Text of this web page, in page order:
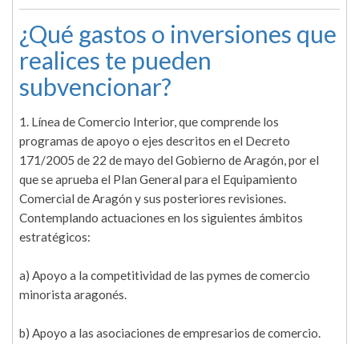
¿Qué gastos o inversiones que
realices te pueden
subvencionar?
1. Línea de Comercio Interior, que comprende los
programas de apoyo o ejes descritos en el Decreto
171/2005 de 22 de mayo del Gobierno de Aragón, por el
que se aprueba el Plan General para el Equipamiento
Comercial de Aragón y sus posteriores revisiones.
Contemplando actuaciones en los siguientes ámbitos
estratégicos:
a) Apoyo a la competitividad de las pymes de comercio
minorista aragonés.
b) Apoyo a las asociaciones de empresarios de comercio.